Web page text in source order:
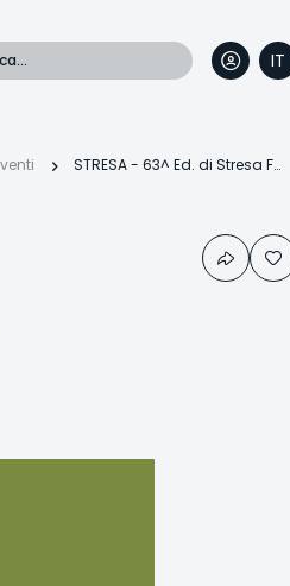
IT
EN
FR
DE
STRESA - 63^ Ed. di Stresa Festival: Diamonds